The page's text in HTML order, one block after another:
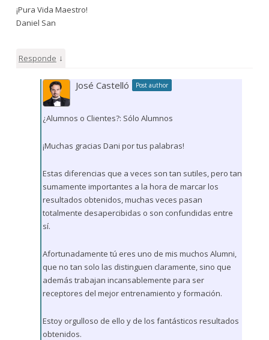
¡Pura Vida Maestro!
Daniel San
Responde ↓
José Castelló Post author
¿Alumnos o Clientes?: Sólo Alumnos
¡Muchas gracias Dani por tus palabras!
Estas diferencias que a veces son tan sutiles, pero tan
sumamente importantes a la hora de marcar los
resultados obtenidos, muchas veces pasan
totalmente desapercibidas o son confundidas entre
sí.
Afortunadamente tú eres uno de mis muchos Alumni,
que no tan solo las distinguen claramente, sino que
además trabajan incansablemente para ser
receptores del mejor entrenamiento y formación.
Estoy orgulloso de ello y de los fantásticos resultados
obtenidos.